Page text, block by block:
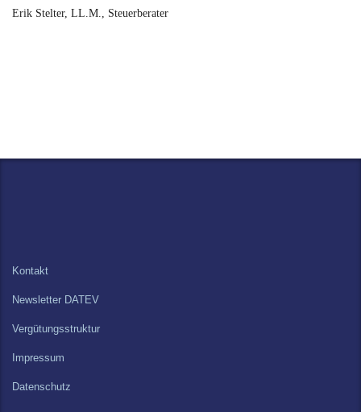
Erik Stelter, LL.M., Steuerberater
Kontakt
Newsletter DATEV
Vergütungsstruktur
Impressum
Datenschutz